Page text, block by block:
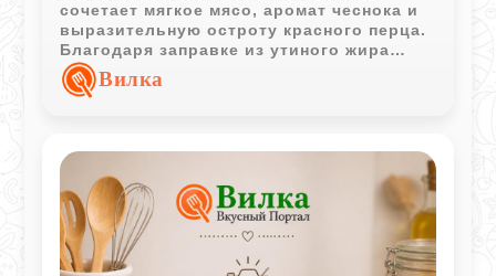
сочетает мягкое мясо, аромат чеснока и
выразительную остроту красного перца.
Благодаря заправке из утиного жира
блюдо приобретает глубокий вкус и
характерный аппетитный аромат.
Вилка